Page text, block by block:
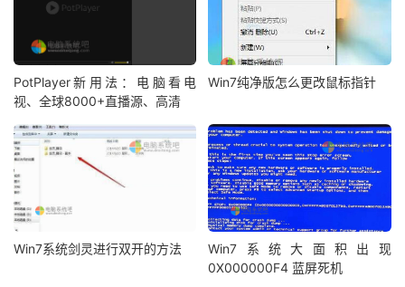
PotPlayer新用法：电脑看电
视、全球8000+直播源、高清
Win7纯净版怎么更改鼠标指针
Win7系统剑灵进行双开的方法
Win7系统大面积出现
0X000000F4 蓝屏死机